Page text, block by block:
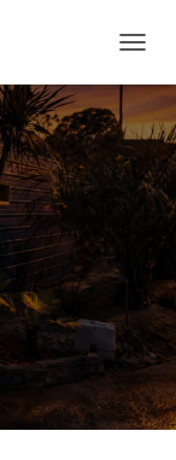
ビ
ー
シ
ョ
ン
え